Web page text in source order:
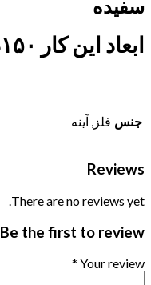
سفیده
ابعاد این کار ۱۵۰در ۶۰ سانتی متره
جنس فلز, آینه
Reviews
There are no reviews yet.
Be the first to review “آینه کالیگرافی گنبدی”
Your review
*